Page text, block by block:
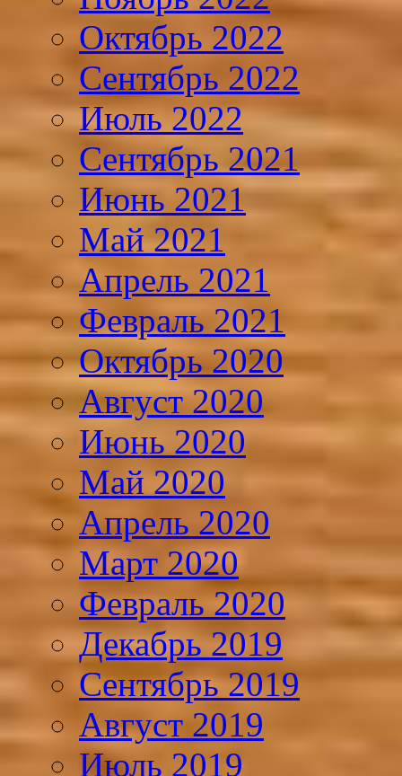
Октябрь 2022
Сентябрь 2022
Июль 2022
Сентябрь 2021
Июнь 2021
Май 2021
Апрель 2021
Февраль 2021
Октябрь 2020
Август 2020
Июнь 2020
Май 2020
Апрель 2020
Март 2020
Февраль 2020
Декабрь 2019
Сентябрь 2019
Август 2019
Июль 2019